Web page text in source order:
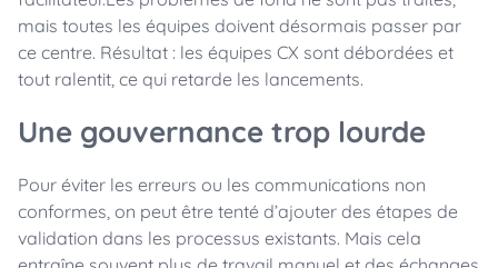
mais toutes les équipes doivent désormais passer par
ce centre. Résultat : les équipes CX sont débordées et
tout ralentit, ce qui retarde les lancements.
Une gouvernance trop lourde
Pour éviter les erreurs ou les communications non
conformes, on peut être tenté d’ajouter des étapes de
validation dans les processus existants. Mais cela